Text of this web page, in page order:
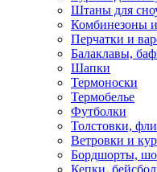
Штаны для
Комбинезоны
Перчатки и
Балаклавы,
Шапки
Термоноски
Термобелье
Футболки
Толстовки,
Ветровки и
Бордшорты,
Кепки,